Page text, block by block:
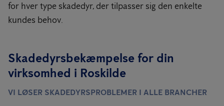
for hver type skadedyr, der tilpasser sig den enkelte
kundes behov.
Skadedyrsbekæmpelse for din
virksomhed i Roskilde
VI LØSER SKADEDYRSPROBLEMER I ALLE BRANCHER